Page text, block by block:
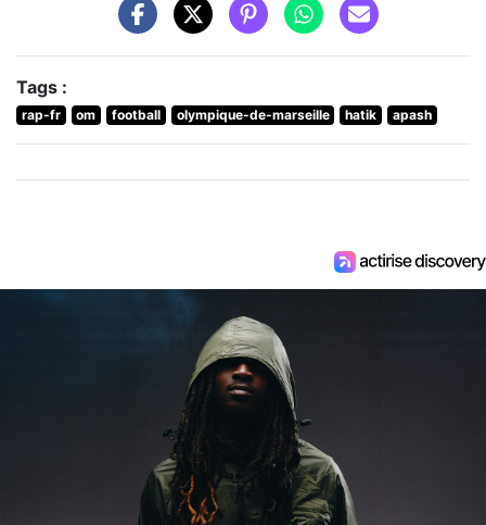
Tags :
rap-fr om football olympique-de-marseille hatik apash